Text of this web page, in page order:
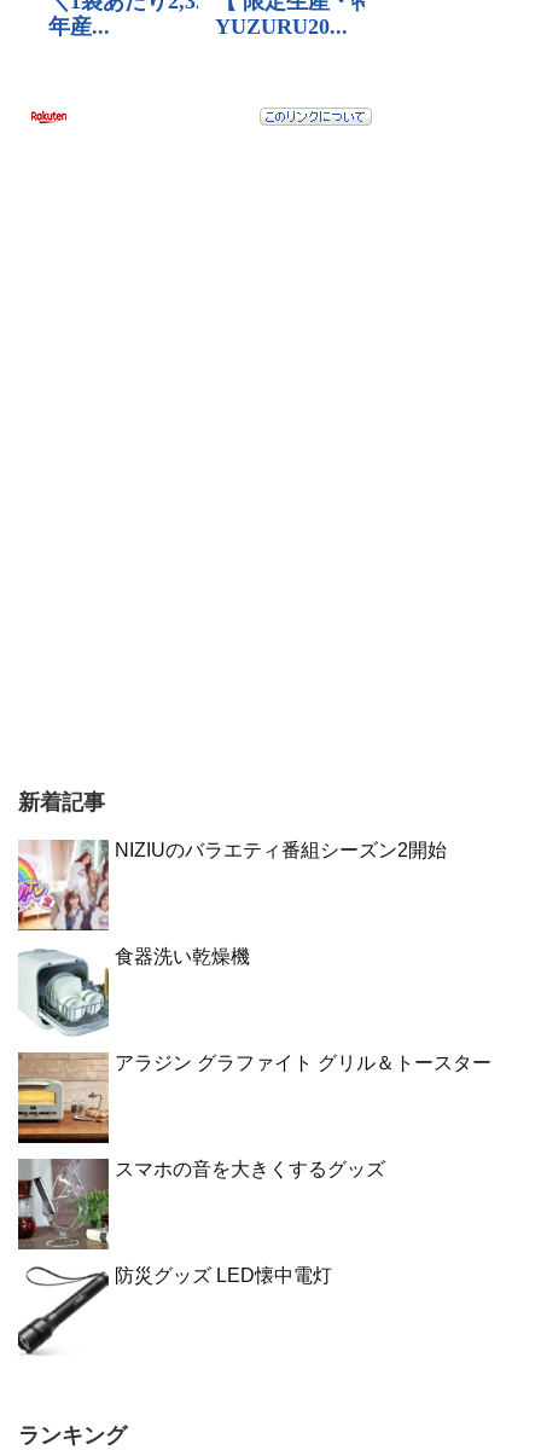
新着記事
NIZIUのバラエティ番組シーズン2開始
食器洗い乾燥機
アラジン グラファイト グリル＆トースター
スマホの音を大きくするグッズ
防災グッズ LED懐中電灯
ランキング